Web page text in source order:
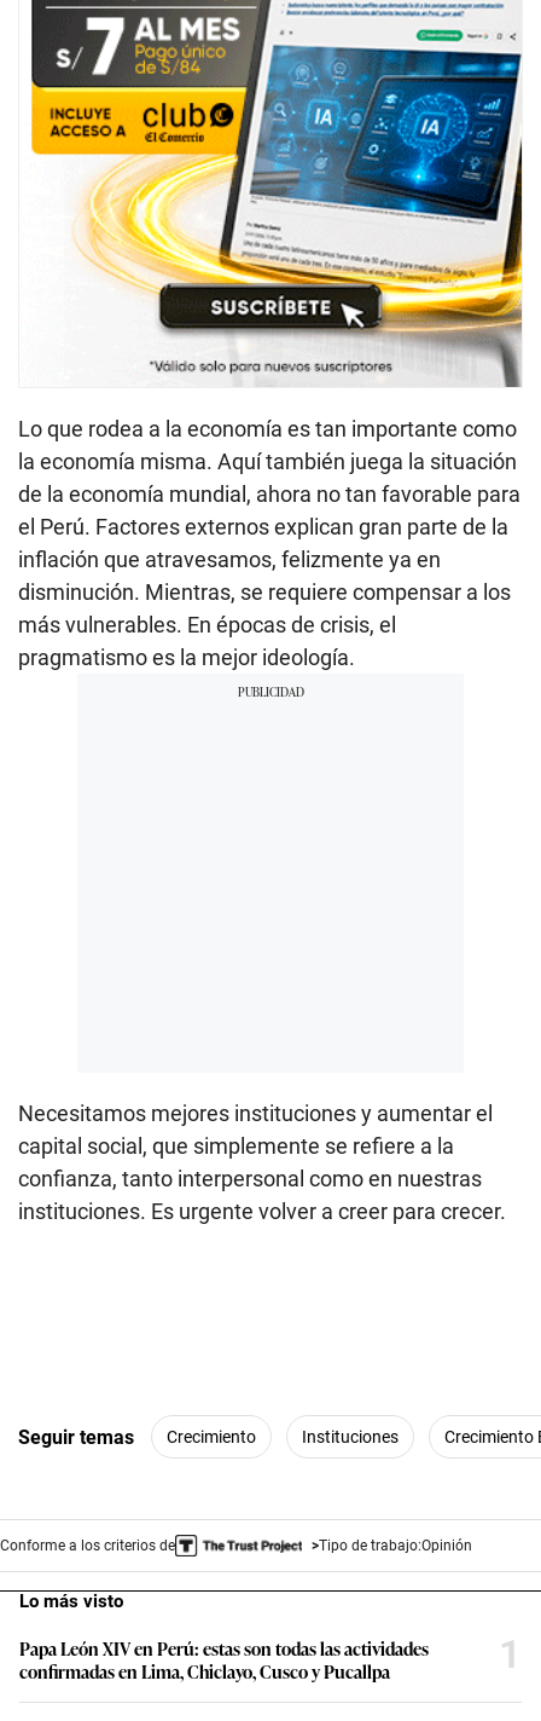
Lo que rodea a la economía es tan importante como
la economía misma. Aquí también juega la situación
de la economía mundial, ahora no tan favorable para
el Perú. Factores externos explican gran parte de la
inflación que atravesamos, felizmente ya en
disminución. Mientras, se requiere compensar a los
más vulnerables. En épocas de crisis, el
pragmatismo es la mejor ideología.
Necesitamos mejores instituciones y aumentar el
capital social, que simplemente se refiere a la
confianza, tanto interpersonal como en nuestras
instituciones. Es urgente volver a creer para crecer.
Seguir temas Crecimiento Instituciones Crecimiento
Conforme a los criterios de Tipo de trabajo:Opinión
Lo más visto
Papa León XIV en Perú: estas son todas las actividades
confirmadas en Lima, Chiclayo, Cusco y Pucallpa
1